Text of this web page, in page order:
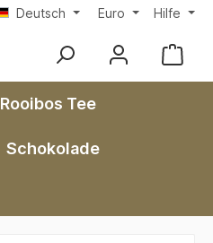
Deutsch Euro Hilfe
Rooibos Tee
Schokolade